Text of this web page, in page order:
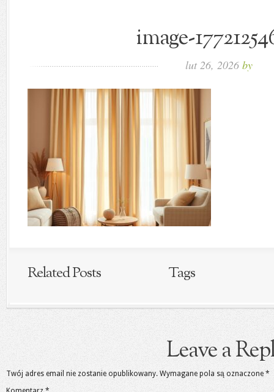
image-
lut 26, 2026 by
Related Posts Tags
Leave a
Twój adres email nie zostanie opublikowany. Wymagane pola są oznaczone *